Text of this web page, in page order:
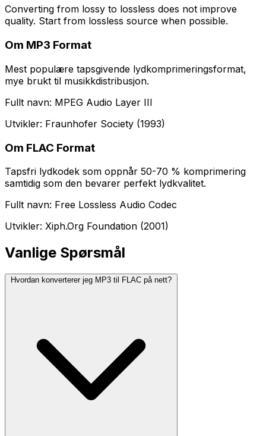
Converting from lossy to lossless does not improve
quality. Start from lossless source when possible.
Om MP3 Format
Mest populære tapsgivende lydkomprimeringsformat,
mye brukt til musikkdistribusjon.
Fullt navn: MPEG Audio Layer III
Utvikler: Fraunhofer Society (1993)
Om FLAC Format
Tapsfri lydkodek som oppnår 50-70 % komprimering
samtidig som den bevarer perfekt lydkvalitet.
Fullt navn: Free Lossless Audio Codec
Utvikler: Xiph.Org Foundation (2001)
Vanlige Spørsmål
Hvordan konverterer jeg MP3 til FLAC på nett?